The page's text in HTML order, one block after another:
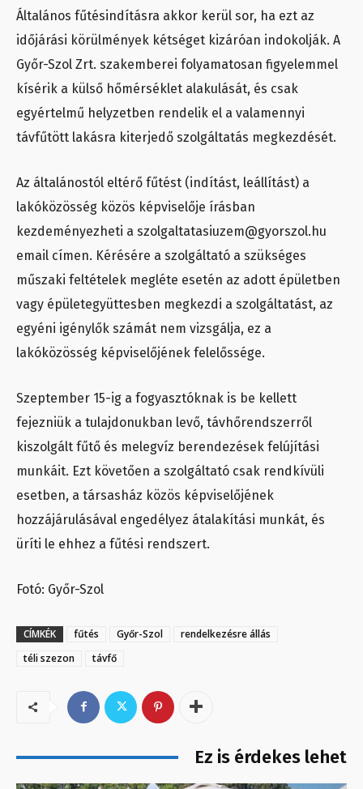
Általános fűtésindításra akkor kerül sor, ha ezt az
időjárási körülmények kétséget kizáróan indokolják. A
Győr-Szol Zrt. szakemberei folyamatosan figyelemmel
kísérik a külső hőmérséklet alakulását, és csak
egyértelmű helyzetben rendelik el a valamennyi
távfűtött lakásra kiterjedő szolgáltatás megkezdését.
Az általánostól eltérő fűtést (indítást, leállítást) a
lakóközösség közös képviselője írásban
kezdeményezheti a szolgaltatasiuzem@gyorszol.hu
email címen. Kérésére a szolgáltató a szükséges
műszaki feltételek megléte esetén az adott épületben
vagy épületegyüttesben megkezdi a szolgáltatást, az
egyéni igénylők számát nem vizsgálja, ez a
lakóközösség képviselőjének felelőssége.
Szeptember 15-ig a fogyasztóknak is be kellett
fejezniük a tulajdonukban levő, távhőrendszerről
kiszolgált fűtő és melegvíz berendezések felújítási
munkáit. Ezt követően a szolgáltató csak rendkívüli
esetben, a társasház közös képviselőjének
hozzájárulásával engedélyez átalakítási munkát, és
üríti le ehhez a fűtési rendszert.
Fotó: Győr-Szol
CÍMKÉK fűtés Győr-Szol
rendelkezésre állás
téli szezon
távfő
Ez is érdekes lehet